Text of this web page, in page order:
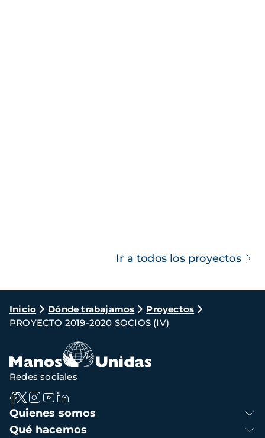
Ir a todos los proyectos
Ruta
de
navegación
Inicio Dónde trabajamos
Proyectos
PROYECTO 2019-2020 SOCIOS (IV)
Navegación
principal
Quienes somos
Qué hacemos
Redes sociales